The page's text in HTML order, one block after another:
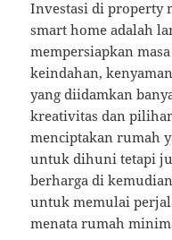
Investasi di property
smart home adalah
mempersiapkan
keindahan,
yang diidamkan
kreativitas dan
menciptakan rumah
untuk dihuni tetapi
berharga di
untuk memulai
menata rumah